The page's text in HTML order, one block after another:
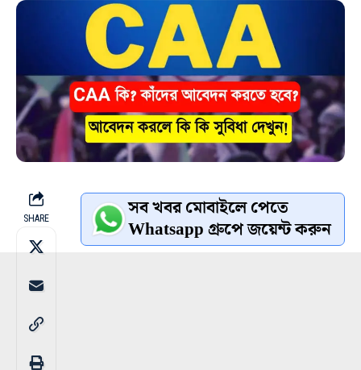
SHARE সব খবর মোবাইলে পেতে
Whatsapp গ্রুপে জয়েন্ট করুন